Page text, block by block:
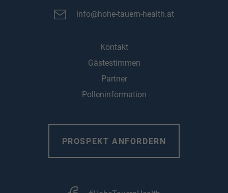
info@hohe-tauern-health.at
Kontakt
Gästestimmen
Partner
Polleninformation
PROSPEKT ANFORDERN